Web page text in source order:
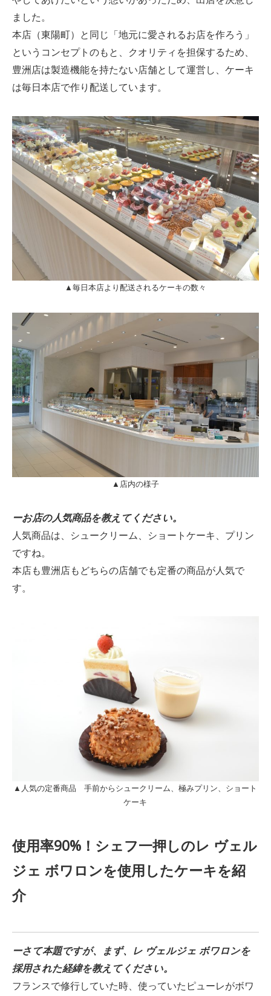
ました。
本店（東陽町）と同じ「地元に愛されるお店を作ろう」
というコンセプトのもと、クオリティを担保するため、
豊洲店は製造機能を持たない店舗として運営し、ケーキ
は毎日本店で作り配送しています。
▲毎日本店より配送されるケーキの数々
▲店内の様子
ーお店の人気商品を教えてください。
人気商品は、シュークリーム、ショートケーキ、プリン
ですね。
本店も豊洲店もどちらの店舗でも定番の商品が人気で
す。
▲人気の定番商品 手前からシュークリーム、極みプリン、ショート
ケーキ
使用率90%！シェフ一押しのレ ヴェル
ジェ ボワロンを使用したケーキを紹
介
ーさて本題ですが、まず、レ ヴェルジェ ボワロンを
採用された経緯を教えてください。
フランスで修行していた時、使っていたピューレがボワ